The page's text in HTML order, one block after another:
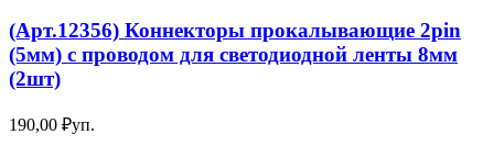
(Арт.12356) Коннекторы прокалывающие 2pin
(5мм) с проводом для светодиодной ленты 8мм
(2шт)
190,00 ₽уп.